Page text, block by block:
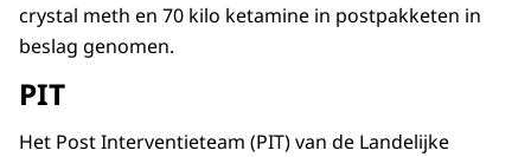
crystal meth en 70 kilo ketamine in postpakketen in
beslag genomen.
PIT
Het Post Interventieteam (PIT) van de Landelijke